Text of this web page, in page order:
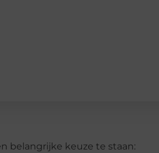
belangrijke keuze te staan: